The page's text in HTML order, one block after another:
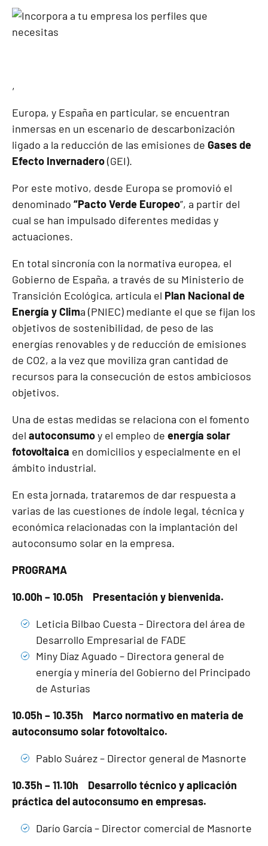
,
Europa, y España en particular, se encuentran
inmersas en un escenario de descarbonización
ligado a la reducción de las emisiones de Gases de
Efecto Invernadero(GEI).
Por este motivo, desde Europa se promovió el
denominado “Pacto Verde Europeo”, a partir del
cual se han impulsado diferentes medidas y
actuaciones.
En total sincronía con la normativa europea, el
Gobierno de España, a través de su Ministerio de
Transición Ecológica, articula el Plan Nacional de
Energía y Clima (PNIEC) mediante el que se fijan los
objetivos de sostenibilidad, de peso de las
energías renovables y de reducción de emisiones
de CO2, a la vez que moviliza gran cantidad de
recursos para la consecución de estos ambiciosos
objetivos.
Una de estas medidas se relaciona con el fomento
del autoconsumoy el empleo de energía solar
fotovoltaica en domicilios y especialmente en el
ámbito industrial.
En esta jornada, trataremos de dar respuesta a
varias de las cuestiones de índole legal, técnica y
económica relacionadas con la implantación del
autoconsumo solar en la empresa.
PROGRAMA
10.00h – 10.05h Presentación y bienvenida.
Leticia Bilbao Cuesta – Directora del área de
Desarrollo Empresarial de FADE
Miny Díaz Aguado – Directora general de
energía y minería del Gobierno del Principado
de Asturias
10.05h – 10.35h Marco normativo en materia de
autoconsumo solar fotovoltaico.
Pablo Suárez – Director general de Masnorte
10.35h – 11.10h Desarrollo técnico y aplicación
práctica del autoconsumo en empresas.
Darío García – Director comercial de Masnorte